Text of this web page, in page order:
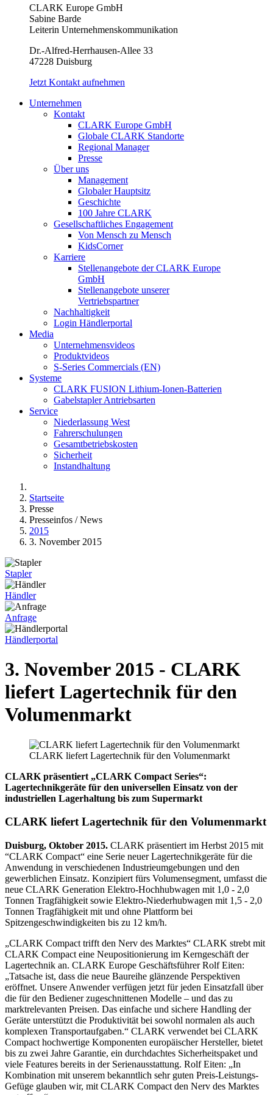
CLARK Europe GmbH
Sabine Barde
Leiterin Unternehmenskommunikation
Dr.-Alfred-Herrhausen-Allee 33
47228 Duisburg
Jetzt Kontakt aufnehmen
Unternehmen
Kontakt
CLARK Europe GmbH
Globale CLARK Standorte
Regional Manager
Presse
Über uns
Management
Globaler Hauptsitz
Geschichte
100 Jahre CLARK
Gesellschaftliches Engagement
Von Mensch zu Mensch
KidsCorner
Karriere
Stellenangebote der CLARK Europe
GmbH
Stellenangebote unserer
Vertriebspartner
Nachhaltigkeit
Login Händlerportal
Media
Unternehmensvideos
Produktvideos
S-Series Commercials (EN)
Systeme
CLARK FUSION Lithium-Ionen-Batterien
Gabelstapler Antriebsarten
Service
Niederlassung West
Fahrerschulungen
Gesamtbetriebskosten
Sicherheit
Instandhaltung
Startseite
Presse
Presseinfos / News
2015
3. November 2015
Stapler
Händler
Anfrage
Händlerportal
3. November 2015 - CLARK
liefert Lagertechnik für den
Volumenmarkt
CLARK liefert Lagertechnik für den Volumenmarkt
CLARK präsentiert „CLARK Compact Series“:
Lagertechnikgeräte für den universellen Einsatz von der
industriellen Lagerhaltung bis zum Supermarkt
CLARK liefert Lagertechnik für den Volumenmarkt
Duisburg, Oktober 2015. CLARK präsentiert im Herbst 2015 mit
“CLARK Compact“ eine Serie neuer Lagertechnikgeräte für die
Anwendung in verschiedenen Industrieumgebungen und den
gewerblichen Einsatz. Konzipiert fürs Volumensegment, umfasst die
neue CLARK Generation Elektro-Hochhubwagen mit 1,0 - 2,0
Tonnen Tragfähigkeit sowie Elektro-Niederhubwagen mit 1,5 - 2,0
Tonnen Tragfähigkeit mit und ohne Plattform bei
Spitzengeschwindigkeiten bis zu 12 km/h.
„CLARK Compact trifft den Nerv des Marktes“ CLARK strebt mit
CLARK Compact eine Neupositionierung im Kerngeschäft der
Lagertechnik an. CLARK Europe Geschäftsführer Rolf Eiten:
„Tatsache ist, dass die neue Baureihe glänzende Perspektiven
eröffnet. Unsere Anwender verfügen jetzt für jeden Einsatzfall über
die für den Bediener zugeschnittenen Modelle – und das zu
marktrelevanten Preisen. Das einfache und sichere Handling der
Geräte unterstützt die Produktivität bei sowohl normalen als auch
komplexen Transportaufgaben.“ CLARK verwendet bei CLARK
Compact hochwertige Komponenten europäischer Hersteller, bietet
bis zu zwei Jahre Garantie, ein durchdachtes Sicherheitspaket und
viele Features bereits in der Serienausstattung. Rolf Eiten: „In
Kombination mit unserem bekanntlich sehr guten Preis-Leistungs-
Gefüge glauben wir, mit CLARK Compact den Nerv des Marktes